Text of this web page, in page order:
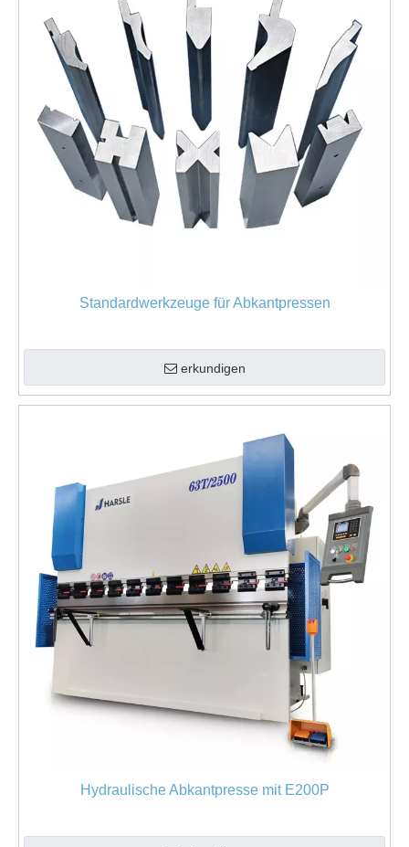
Standardwerkzeuge für Abkantpressen
erkundigen
Hydraulische Abkantpresse mit E200P